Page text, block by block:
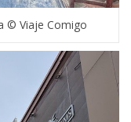
© Viaje Comigo